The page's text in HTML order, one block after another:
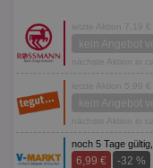
letzte Aktion 7,19
kein Angebot
nächste Aktion in
letzte Aktion 5,99 €
kein Angebot
nächste Aktion in
noch 5 Tage gültig,
6,99 € -32 %